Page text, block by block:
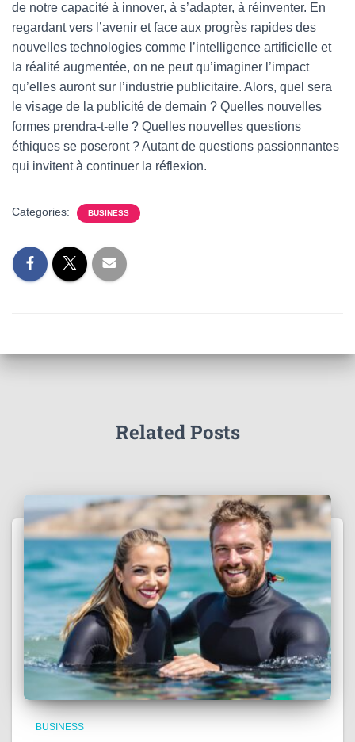
de notre capacité à innover, à s’adapter, à réinventer. En
regardant vers l’avenir et face aux progrès rapides des
nouvelles technologies comme l’intelligence artificielle et
la réalité augmentée, on ne peut qu’imaginer l’impact
qu’elles auront sur l’industrie publicitaire. Alors, quel sera
le visage de la publicité de demain ? Quelles nouvelles
formes prendra-t-elle ? Quelles nouvelles questions
éthiques se poseront ? Autant de questions passionnantes
qui invitent à continuer la réflexion.
Categories: BUSINESS
Related Posts
BUSINESS